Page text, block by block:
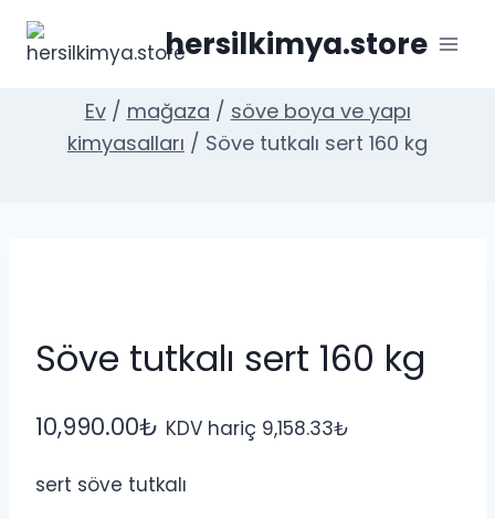
geç
hersilkimya.store
Ev / mağaza / söve boya ve yapı
kimyasalları / Söve tutkalı sert 160 kg
Söve tutkalı sert 160 kg
10,990.00₺ KDV hariç 9,158.33₺
sert söve tutkalı